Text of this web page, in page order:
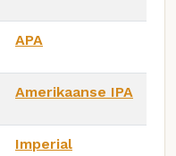
APA
Amerikaanse IPA
Imperial